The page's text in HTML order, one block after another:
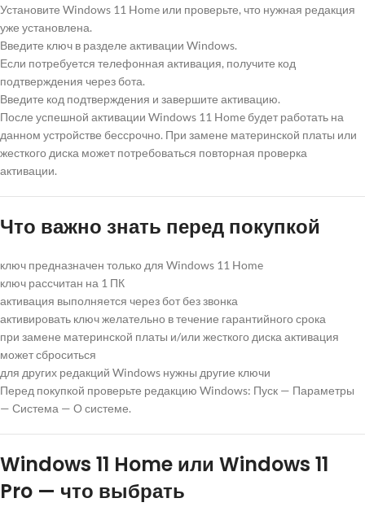
Установите Windows 11 Home или проверьте, что нужная редакция
уже установлена.
Введите ключ в разделе активации Windows.
Если потребуется телефонная активация, получите код
подтверждения через бота.
Введите код подтверждения и завершите активацию.
После успешной активации Windows 11 Home будет работать на
данном устройстве бессрочно. При замене материнской платы или
жесткого диска может потребоваться повторная проверка
активации.
Что важно знать перед покупкой
ключ предназначен только для Windows 11 Home
ключ рассчитан на 1 ПК
активация выполняется через бот без звонка
активировать ключ желательно в течение гарантийного срока
при замене материнской платы и/или жесткого диска активация
может сброситься
для других редакций Windows нужны другие ключи
Перед покупкой проверьте редакцию Windows: Пуск — Параметры
— Система — О системе.
Windows 11 Home или Windows 11
Pro — что выбрать